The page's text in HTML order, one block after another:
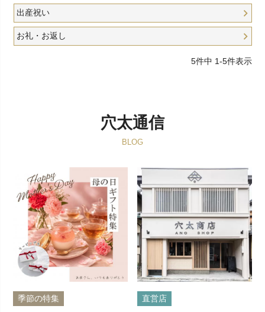
出産祝い
お礼・お返し
5件中 1-5件表示
穴太通信
BLOG
季節の特集
直営店